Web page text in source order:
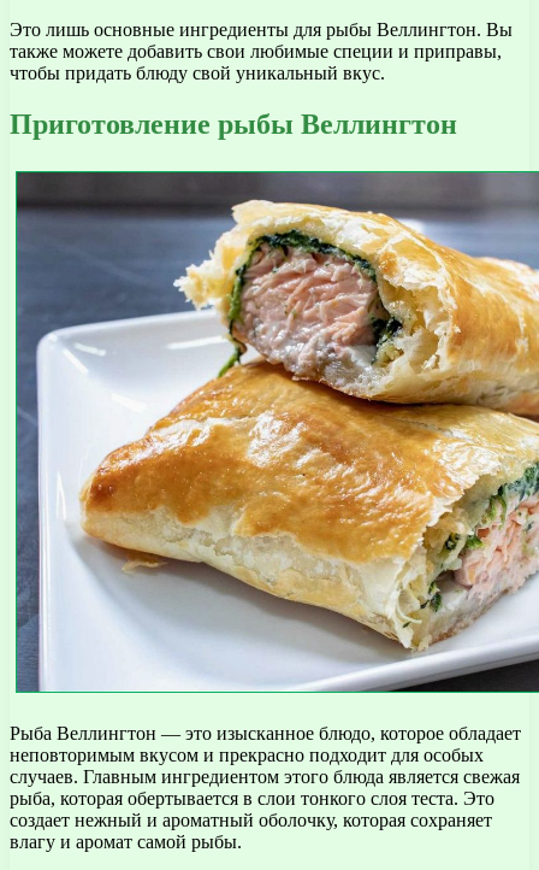
Это лишь основные ингредиенты для рыбы Веллингтон. Вы
также можете добавить свои любимые специи и приправы,
чтобы придать блюду свой уникальный вкус.
Приготовление рыбы Веллингтон
Рыба Веллингтон — это изысканное блюдо, которое обладает
неповторимым вкусом и прекрасно подходит для особых
случаев. Главным ингредиентом этого блюда является свежая
рыба, которая обертывается в слои тонкого слоя теста. Это
создает нежный и ароматный оболочку, которая сохраняет
влагу и аромат самой рыбы.